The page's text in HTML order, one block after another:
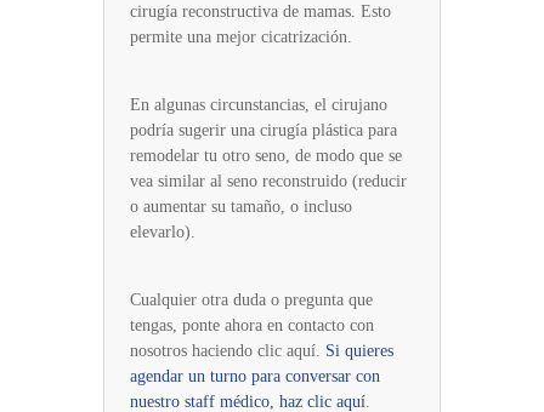
cirugía reconstructiva de mamas. Esto
permite una mejor cicatrización.
En algunas circunstancias, el cirujano
podría sugerir una cirugía plástica para
remodelar tu otro seno, de modo que se
vea similar al seno reconstruido (reducir
o aumentar su tamaño, o incluso
elevarlo).
Cualquier otra duda o pregunta que
tengas, ponte ahora en contacto con
nosotros haciendo clic aquí. Si quieres
agendar un turno para conversar con
nuestro staff médico, haz clic aquí